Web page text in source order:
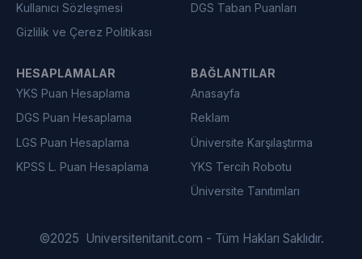
Kullanıcı Sözleşmesi
Gizlilik ve Çerez Politikası
DGS Taban Puanları
HESAPLAMALAR
YKS Puan Hesaplama
DGS Puan Hesaplama
LGS Puan Hesaplama
KPSS L. Puan Hesaplama
BAĞLANTILAR
Anasayfa
Reklam
Üniversite Karşılaştırma
YKS Tercih Robotu
Üniversite Tanıtımları
©2025 Universitenitanit.com - Tüm Hakları Saklıdır.